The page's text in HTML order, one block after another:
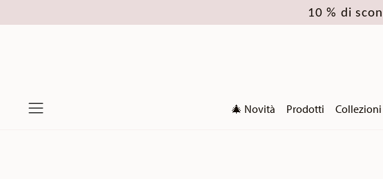
10 % di
🎄 Novità Prodotti Collezioni